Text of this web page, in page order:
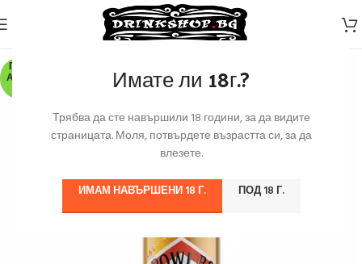
Имате ли 18г.?
Трябва да сте навършили 18 години, за да видите
страницата. Моля, потвърдете възрастта си, за да
влезете.
ИМАМ НАВЪРШЕНИ 18 Г. ПОД 18 Г.
ПО З
АЯВК